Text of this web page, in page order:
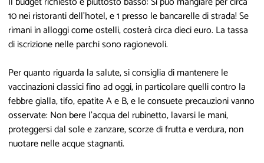
10 nei ristoranti dell'hotel, e 1 presso le bancarelle di strada! Se
rimani in alloggi come ostelli, costerà circa dieci euro. La tassa
di iscrizione nelle parchi sono ragionevoli.
Per quanto riguarda la salute, si consiglia di mantenere le
vaccinazioni classici fino ad oggi, in particolare quelli contro la
febbre gialla, tifo, epatite A e B, e le consuete precauzioni vanno
osservate: Non bere l'acqua del rubinetto, lavarsi le mani,
proteggersi dal sole e zanzare, scorze di frutta e verdura, non
nuotare nelle acque stagnanti.